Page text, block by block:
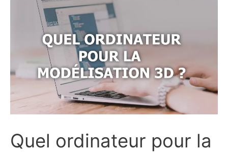
composants
Quel ordinateur pour la